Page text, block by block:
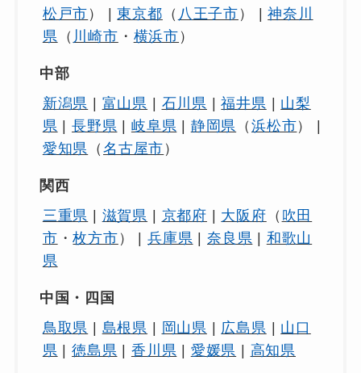
松戸市 ） |東京都 （ 八王子市 ） |神奈川
県 （ 川崎市 ・ 横浜市 ）
中部
新潟県
富山県 石川県 |福井県
山梨
県 |長野県 岐阜県 静岡県 （ 浜松市） |
愛知県 （名古屋市 ）
関西
三重県 | 滋賀県 | 京都府 | 大阪府 （ 吹田
市 ・枚方市 ） |兵庫県 | 奈良県 | 和歌山
県
中国・四国
鳥取県 | 島根県 | 岡山県 | 広島県 | 山口
県 |徳島県 | 香川県 | 愛媛県 | 高知県